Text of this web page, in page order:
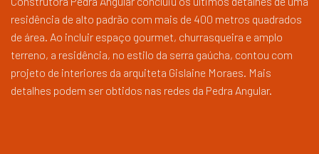
residência de alto padrão com mais de 400 metros quadrados
de área. Ao incluir espaço gourmet, churrasqueira e amplo
terreno, a residência, no estilo da serra gaúcha, contou com
projeto de interiores da arquiteta Gislaine Moraes. Mais
detalhes podem ser obtidos nas redes da Pedra Angular.